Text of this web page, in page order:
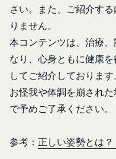
さい。また、ご紹介す
りません。
本コンテンツは、治療
なり、心身ともに健康
してご紹介しております。
お怪我や体調を崩され
で予めご了承ください。
参考： 正しい姿勢とは
供および当社の提
ないよう適切に管理
開示・訂正等
お客様がご自身の個
は利用停止を希望
その他の法令により
て、速やかに対応さ
なお、かかる場合に
お問い合わせ
開示等のご希望、
ていると当社が
場合
第5条（登録内容の
会員は、登録情報
変更が生じた場合、
録内容を変更する手
会員が前項に定める
効なものとするこ
会員が本条第１項